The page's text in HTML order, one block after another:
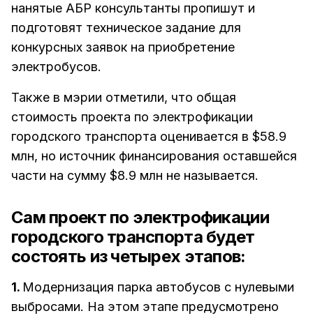
нанятые АБР консультанты пропишут и
подготовят техническое задание для
конкурсных заявок на приобретение
электробусов.
Также в мэрии отметили, что общая
стоимость проекта по электрофикации
городского транспорта оценивается в $58.9
млн, но источник финансирования оставшейся
части на сумму $8.9 млн не называется.
Сам проект по электрофикации
городского транспорта будет
состоять из четырех этапов:
1. Модернизация парка автобусов с нулевыми
выбросами. На этом этапе предусмотрено